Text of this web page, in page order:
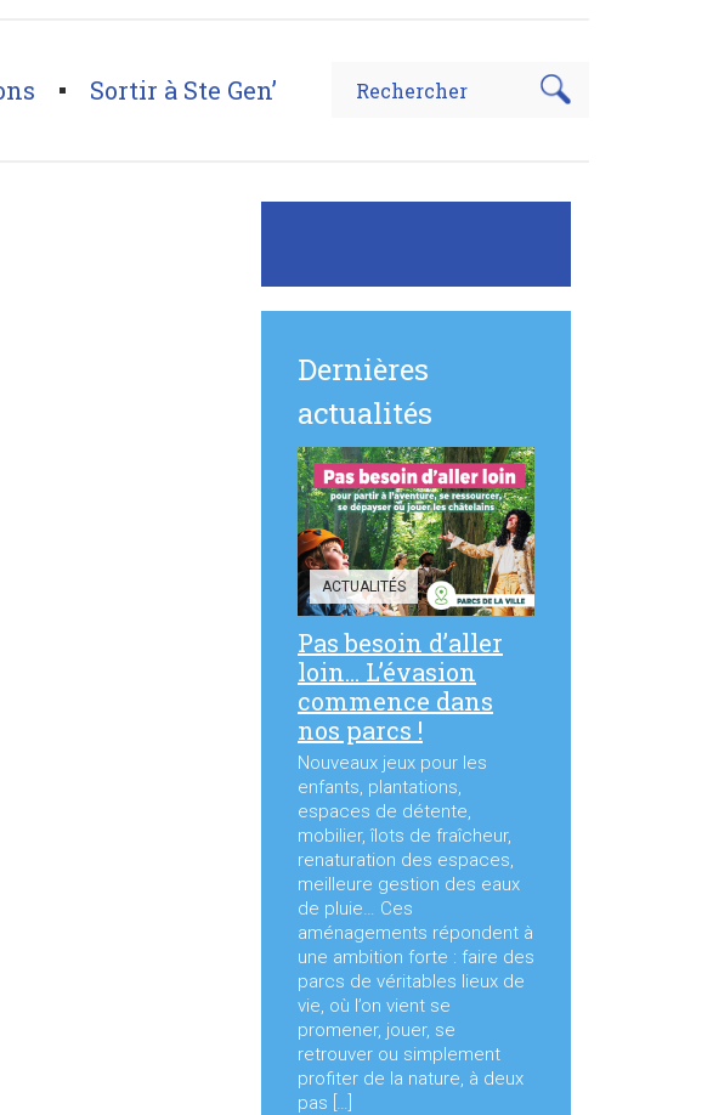
Sortir à Ste Gen’
Dernières
actualités
ACTUALITÉS
Pas besoin d’aller
loin… L’évasion
commence dans
nos parcs !
Nouveaux jeux pour les
enfants, plantations,
espaces de détente,
mobilier, îlots de fraîcheur,
renaturation des espaces,
meilleure gestion des eaux
de pluie… Ces
aménagements répondent à
une ambition forte : faire des
parcs de véritables lieux de
vie, où l’on vient se
promener, jouer, se
retrouver ou simplement
profiter de la nature, à deux
pas […]